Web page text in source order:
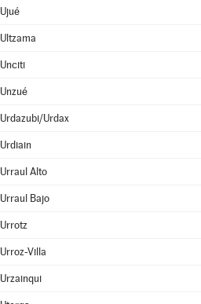
Ujué
Ultzama
Unciti
Unzué
Urdazubi/Urdax
Urdiain
Urraul Alto
Urraul Bajo
Urrotz
Urroz-Villa
Urzainqui